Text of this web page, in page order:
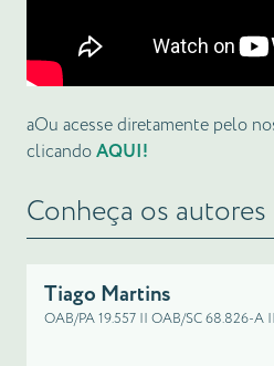
aOu acesse diretamente pelo
clicandoAQUI!
Conheça os autores
Tiago Martins
OAB/PA 19.557 || OAB/SC 68.826-A